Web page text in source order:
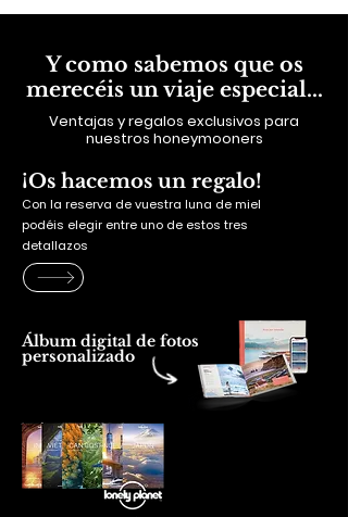
Y como sabemos que os
merecéis un viaje especial...
Ventajas y regalos exclusivos para
nuestros honeymooners
¡Os hacemos un regalo!
Con la reserva de vuestra luna de miel
podéis elegir entre uno de estos tres
detallazos
Álbum digital de fotos
personalizado